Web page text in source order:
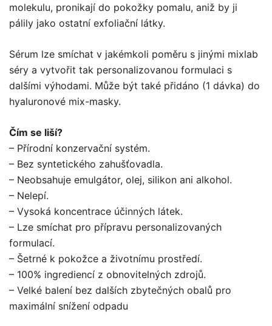
molekulu, pronikají do pokožky pomalu, aniž by ji
pálily jako ostatní exfoliační látky.
Sérum lze smíchat v jakémkoli poměru s jinými mixlab
séry a vytvořit tak personalizovanou formulaci s
dalšími výhodami. Může být také přidáno (1 dávka) do
hyaluronové mix-masky.
Čím se liší?
– Přírodní konzervační systém.
– Bez syntetického zahušťovadla.
– Neobsahuje emulgátor, olej, silikon ani alkohol.
– Nelepí.
– Vysoká koncentrace účinných látek.
– Lze smíchat pro přípravu personalizovaných
formulací.
– Šetrné k pokožce a životnímu prostředí.
– 100% ingrediencí z obnovitelných zdrojů.
– Velké balení bez dalších zbytečných obalů pro
maximální snížení odpadu